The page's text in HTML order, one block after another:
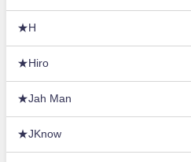
★H
★Hiro
★Jah Man
★JKnow